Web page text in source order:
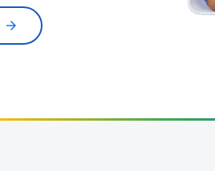
arrow_forward